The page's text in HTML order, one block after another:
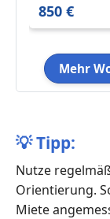
850 €
Mehr
💡Tipp:
Nutze
Orientierung.
Miete